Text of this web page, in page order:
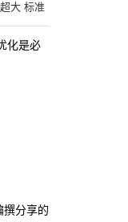
超大 标准
化是必
撰分享的